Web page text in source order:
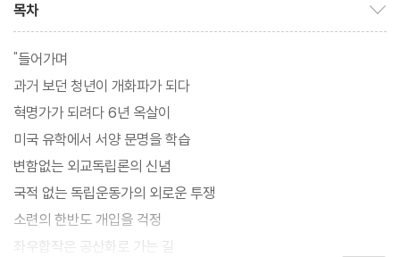
필자는 2008년 배재학당총동창회의 협조로 『우남 이승만 그는 누
구인가』를 출간했으며, 2011년에 그것을 토대로 다시 『이승만과 그
의 시대』를 펴냈다. 이 책은 앞의 두 책에서 나타난 내용들을 재음미
하고 첨가하거나 삭제해서 다시 쓴 것이다. 이 책을 통해 이승만의
역사적 의미가 무엇인지 그 요점을 독자들에게 전달하려는 것이 필
자의 목적이다.
"
목차
"들어가며
과거 보던 청년이 개화파가 되다
혁명가가 되려다 6년 옥살이
미국 유학에서 서양 문명을 학습
변함없는 외교독립론의 신념
국적 없는 독립운동가의 외로운 투쟁
소련의 한반도 개입을 걱정
좌우합작은 공산화로 가는 길